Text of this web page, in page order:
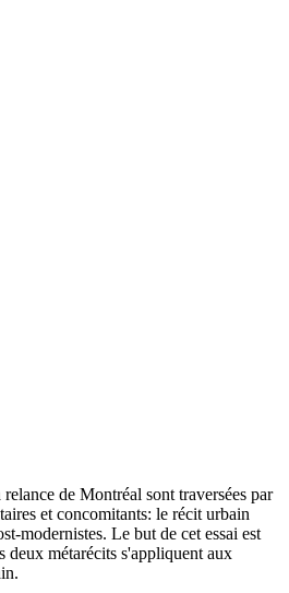
de Montréal sont traversées par
et concomitants: le récit urbain
modernistes. Le but de cet essai est
deux métarécits s'appliquent aux